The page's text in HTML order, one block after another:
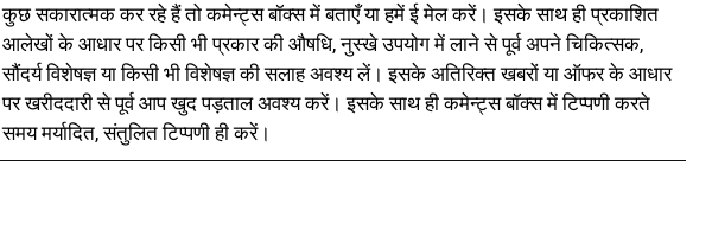
कुछ सकारात्मक कर रहे हैं तो कमेन्ट्स बॉक्स में बताएँ या हमें ई मेल करें। इसके साथ ही प्रकाशित
आलेखों के आधार पर किसी भी प्रकार की औषधि, नुस्खे उपयोग में लाने से पूर्व अपने चिकित्सक,
सौंदर्य विशेषज्ञ या किसी भी विशेषज्ञ की सलाह अवश्य लें। इसके अतिरिक्त खबरों या ऑफर के आधार
पर खरीददारी से पूर्व आप खुद पड़ताल अवश्य करें। इसके साथ ही कमेन्ट्स बॉक्स में टिप्पणी करते
समय मर्यादित, संतुलित टिप्पणी ही करें।